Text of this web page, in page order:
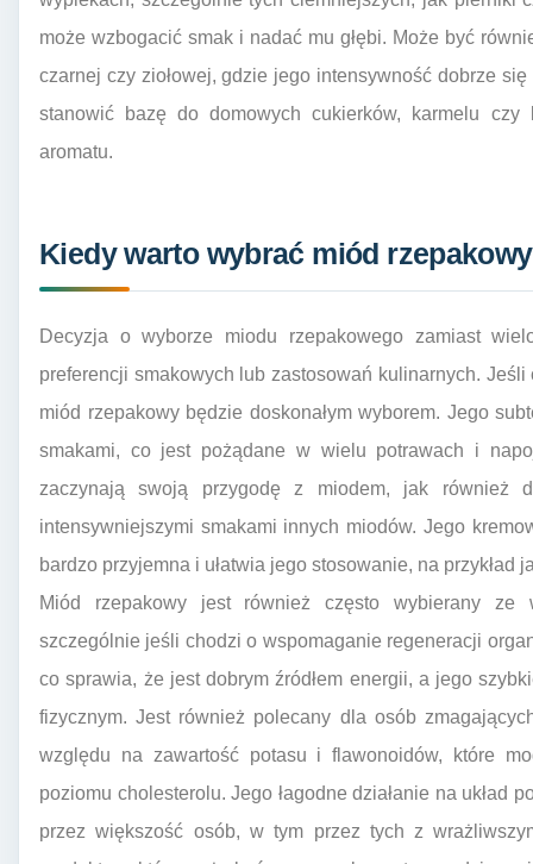
może wzbogacić smak i nadać mu głębi. Może być
czarnej czy ziołowej, gdzie jego intensywność dobrze
stanowić bazę do domowych cukierków, karmelu czy
aromatu.
Kiedy warto wybrać miód
Decyzja o wyborze miodu rzepakowego zamiast
preferencji smakowych lub zastosowań kulinarnych.
miód rzepakowy będzie doskonałym wyborem. Jego
smakami, co jest pożądane w wielu potrawach i
zaczynają swoją przygodę z miodem, jak również
intensywniejszymi smakami innych miodów. Jego
bardzo przyjemna i ułatwia jego stosowanie, na przykład
Miód rzepakowy jest również często wybierany ze
szczególnie jeśli chodzi o wspomaganie regeneracji
co sprawia, że jest dobrym źródłem energii, a jego
fizycznym. Jest również polecany dla osób
względu na zawartość potasu i flawonoidów, które
poziomu cholesterolu. Jego łagodne działanie na układ
przez większość osób, w tym przez tych z